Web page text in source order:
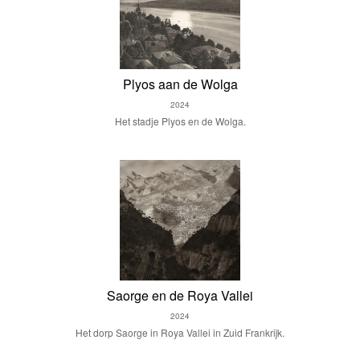
Plyos aan de Wolga
2024
Het stadje Plyos en de Wolga.
Saorge en de Roya Vallei
2024
Het dorp Saorge in Roya Vallei in Zuid Frankrijk.